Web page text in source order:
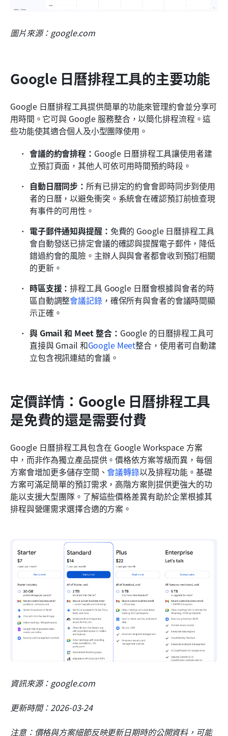
圖片來源：google.com
Google 日曆排程工具的主要功能
Google 日曆排程工具提供簡單的功能來管理約會並分享可
用時間。它可與 Google 服務整合，以簡化排程流程。這
些功能使其適合個人及小型團隊使用。
會議的約會排程： Google 日曆排程工具讓使用者建
立預訂頁面，其他人可依可用時間預約時段。
自動日曆同步： 所有已排定的約會會即時同步到使用
者的日曆，以避免衝突。系統會在確認預訂前檢查現
有事件的可用性。
電子郵件通知與提醒： 免費的 Google 日曆排程工具
會自動發送已排定會議的確認與提醒電子郵件，降低
錯過約會的風險。主辦人與與會者都會收到預訂相關
的更新。
時區支援：排程工具 Google 日曆會根據與會者的時
區自動調整會議記錄，確保所有與會者的會議時間顯
示正確。
與 Gmail 和 Meet 整合： Google 的日曆排程工具可
直接與 Gmail 和Google Meet整合，使用者可自動建
立包含視訊連結的會議。
定價詳情：Google 日曆排程工具
是免費的還是需要付費
Google 日曆排程工具包含在 Google Workspace 方案
中，而非作為獨立產品提供。價格依方案等級而異，每個
方案會增加更多儲存空間、會議轉錄以及排程功能。基礎
方案可滿足簡單的預訂需求，高階方案則提供更強大的功
能以支援大型團隊。了解這些價格差異有助於企業根據其
排程與營運需求選擇合適的方案。
資訊來源：google.com
更新時間：2026-03-24
注意：價格與方案細節反映更新日期時的公開資料，可能